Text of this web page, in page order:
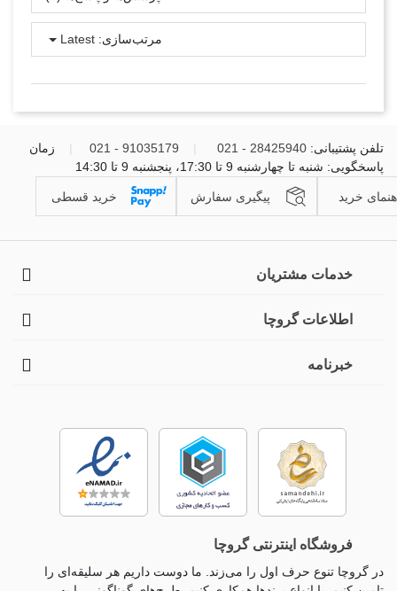
مرتب‌سازی: Latest
تلفن پشتیبانی: 28425940 - 021
91035179 - 021
زمان
پاسخگویی: شنبه تا چهارشنبه 9 تا 17:30، پنجشنبه 9 تا 14:30
خرید پیگیری سفارش خرید قسطی
خدمات مشتریان
اطلاعات گروچا
خبرنامه
فروشگاه اینترنتی گروچا
در گروچا تنوع حرف اول را می‌زند. ما دوست داریم هر سلیقه‌ای را